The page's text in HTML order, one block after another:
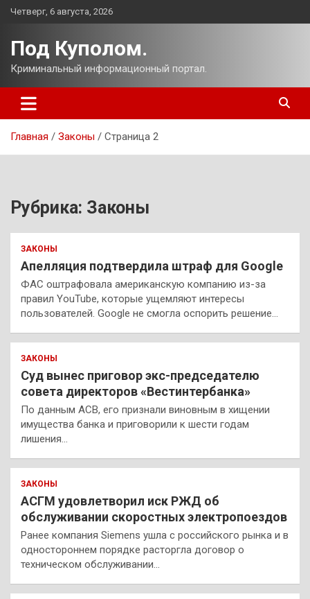
Перейти
Четверг, 6 августа, 2026
Под Куполом.
Криминальный информационный портал.
Главная Законы Страница 2
Рубрика: Законы
ЗАКОНЫ
Апелляция подтвердила штраф для Google
ФАС оштрафовала американскую компанию из-за
правил YouTube, которые ущемляют интересы
пользователей. Google не смогла оспорить решение…
ЗАКОНЫ
Суд вынес приговор экс-председателю
совета директоров «Вестинтербанка»
По данным АСВ, его признали виновным в хищении
имущества банка и приговорили к шести годам
лишения…
ЗАКОНЫ
АСГМ удовлетворил иск РЖД об
обслуживании скоростных электропоездов
Ранее компания Siemens ушла с российского рынка и в
одностороннем порядке расторгла договор о
техническом обслуживании…